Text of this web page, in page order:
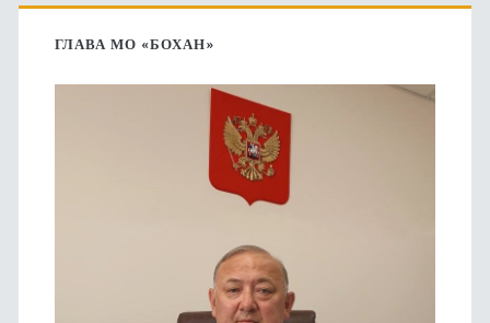
боковая
ГЛАВА МО «БОХАН»